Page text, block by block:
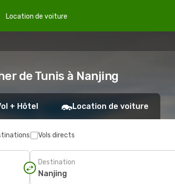
Location de voiture
de Tunis à Nanjing
+ Hôtel Location de voiture
Vols directs
Destination